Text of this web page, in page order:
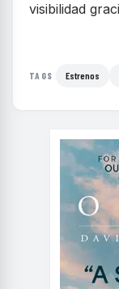
visibilidad
TAGS Estrenos